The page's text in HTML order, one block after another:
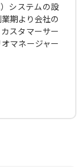
システムの設
期より会社の
スタマーサー
マネージャー